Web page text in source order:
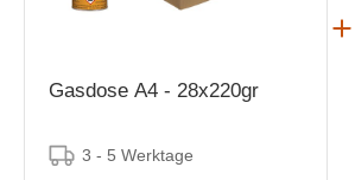
Gasdose A4 - 28x220gr
3 - 5 Werktage